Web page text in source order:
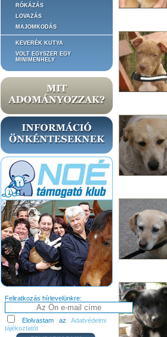
RÓKÁZÁS
LOVAZÁS
MAJOMKODÁS
KEVERÉK KUTYA
VOLT EGYSZER EGY
MINIMENHELY
Feliratkozás hírlevelünkre:
Elolvastam az Adatvédelmi
tájékoztatót